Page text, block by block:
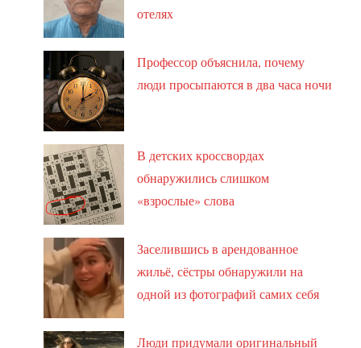
отелях
Профессор объяснила, почему
люди просыпаются в два часа ночи
В детских кроссвордах
обнаружились слишком
«взрослые» слова
Заселившись в арендованное
жильё, сёстры обнаружили на
одной из фотографий самих себя
Люди придумали оригинальный